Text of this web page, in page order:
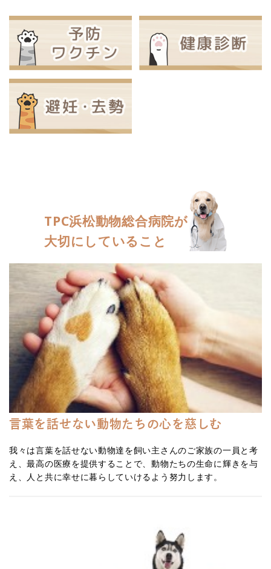
TPC浜松動物総合病院が
大切にしていること
言葉を話せない動物たちの心を慈しむ
我々は言葉を話せない動物達を飼い主さんのご家族の一員と考
え、最高の医療を提供することで、動物たちの生命に輝きを与
え、人と共に幸せに暮らしていけるよう努力します。